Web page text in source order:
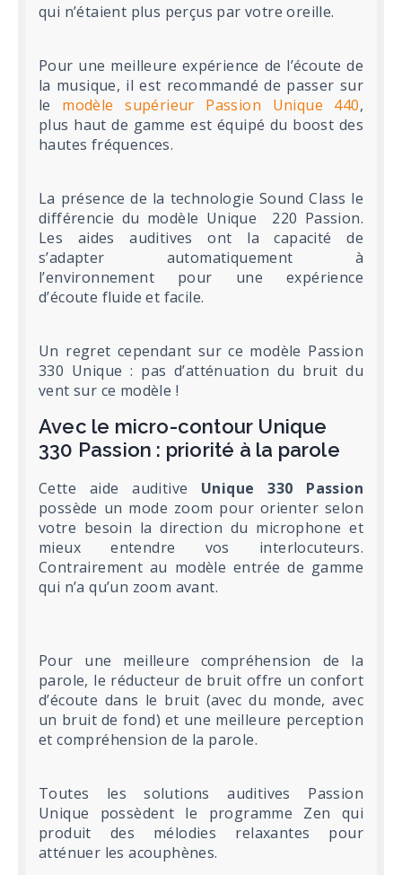
qui n’étaient plus perçus par votre oreille.
Pour une meilleure expérience de l’écoute de
la musique, il est recommandé de passer sur
le modèle supérieur Passion Unique 440,
plus haut de gamme est équipé du boost des
hautes fréquences.
La présence de la technologie Sound Class le
différencie du modèle Unique 220 Passion.
Les aides auditives ont la capacité de
s’adapter automatiquement à
l’environnement pour une expérience
d’écoute fluide et facile.
Un regret cependant sur ce modèle Passion
330 Unique : pas d’atténuation du bruit du
vent sur ce modèle !
Avec le micro-contour Unique
330 Passion : priorité à la parole
Cette aide auditive Unique 330 Passion
possède un mode zoom pour orienter selon
votre besoin la direction du microphone et
mieux entendre vos interlocuteurs.
Contrairement au modèle entrée de gamme
qui n’a qu’un zoom avant.
Pour une meilleure compréhension de la
parole, le réducteur de bruit offre un confort
d’écoute dans le bruit (avec du monde, avec
un bruit de fond) et une meilleure perception
et compréhension de la parole.
Toutes les solutions auditives Passion
Unique possèdent le programme Zen qui
produit des mélodies relaxantes pour
atténuer les acouphènes.